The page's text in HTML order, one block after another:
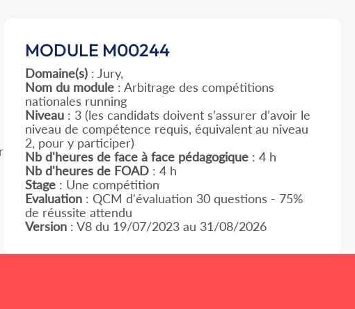
MODULE M00244
Domaine(s) : Jury,
Nom du module : Arbitrage des compétitions
nationales running
Niveau : 3(les candidats doivent s’assurer d’avoir le
niveau de compétence requis, équivalent au niveau
2, pour y participer)
Nb d'heures de face à face pédagogique : 4 h
Nb d'heures de FOAD : 4 h
Stage : Une compétition
Evaluation : QCM d'évaluation 30 questions - 75%
de réussite attendu
Version : V8 du 19/07/2023 au 31/08/2026